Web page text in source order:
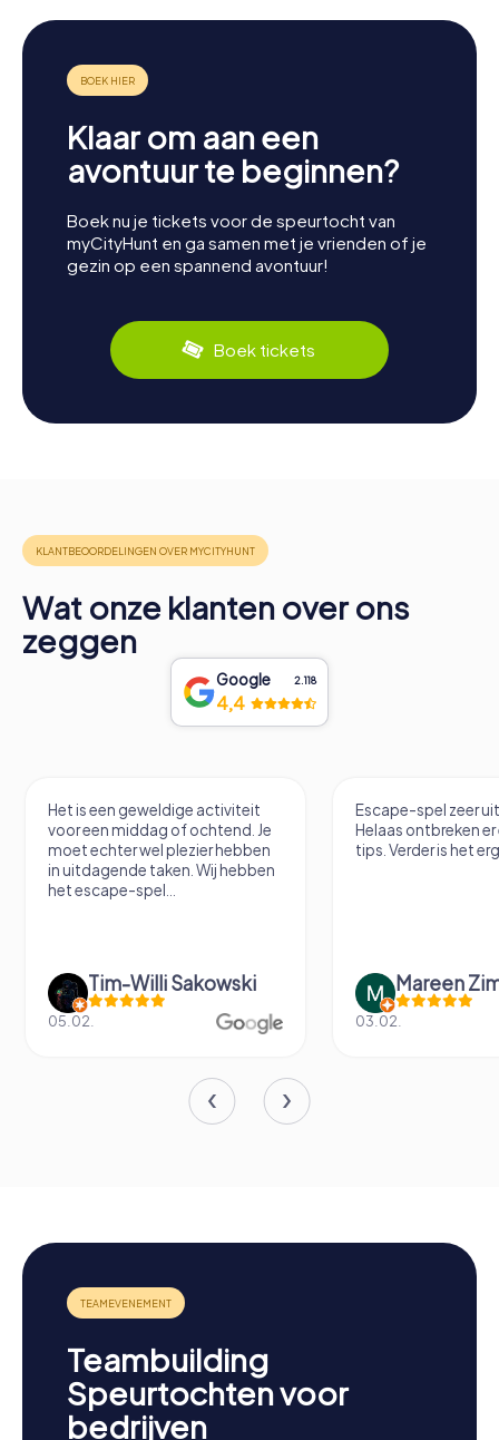
Klaar om aan een
avontuur te beginnen?
Boek nu je tickets voor de speurtocht van
myCityHunt en ga samen met je vrienden of je
gezin op een spannend avontuur!
Boek tickets
Wat onze klanten over ons
zeggen
Google 2.118
4,4
Het is een geweldige activiteit
voor een middag of ochtend. Je
moet echter wel plezier hebben
in uitdagende taken. Wij hebben
het escape-spel...
Tim-Willi Sakowski
05.02.
Escape-spel zeer
Helaas ontbreken er
tips. Verder is het
Mareen
03.02.
Teambuilding
Speurtochten voor
bedrijven